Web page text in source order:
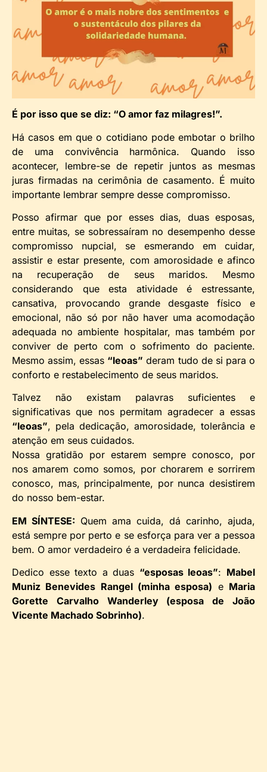
É por isso que se diz: “O amor faz milagres!”.
Há casos em que o cotidiano pode embotar o brilho
de uma convivência harmônica. Quando isso
acontecer, lembre-se de repetir juntos as mesmas
juras firmadas na cerimônia de casamento. É muito
importante lembrar sempre desse compromisso.
Posso afirmar que por esses dias, duas esposas,
entre muitas, se sobressaíram no desempenho desse
compromisso nupcial, se esmerando em cuidar,
assistir e estar presente, com amorosidade e afinco
na recuperação de seus maridos. Mesmo
considerando que esta atividade é estressante,
cansativa, provocando grande desgaste físico e
emocional, não só por não haver uma acomodação
adequada no ambiente hospitalar, mas também por
conviver de perto com o sofrimento do paciente.
Mesmo assim, essas “leoas” deram tudo de si para o
conforto e restabelecimento de seus maridos.
Talvez não existam palavras suficientes e
significativas que nos permitam agradecer a essas
“leoas”, pela dedicação, amorosidade, tolerância e
atenção em seus cuidados.
Nossa gratidão por estarem sempre conosco, por
nos amarem como somos, por chorarem e sorrirem
conosco, mas, principalmente, por nunca desistirem
do nosso bem-estar.
EM SÍNTESE: Quem ama cuida, dá carinho, ajuda,
está sempre por perto e se esforça para ver a pessoa
bem. O amor verdadeiro é a verdadeira felicidade.
Dedico esse texto a duas “esposas leoas”: Mabel
Muniz Benevides Rangel (minha esposa) e Maria
Gorette Carvalho Wanderley (esposa de João
Vicente Machado Sobrinho).